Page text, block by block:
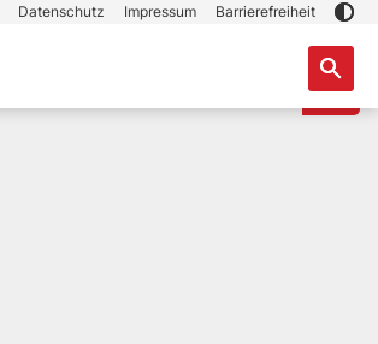
Datenschutz Impressum Barrierefreiheit